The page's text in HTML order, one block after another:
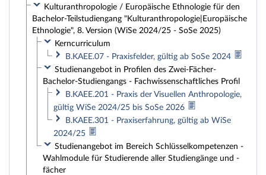
Kulturanthropologie / Europäische Ethnologie für den
Bachelor-Teilstudiengang "Kulturanthropologie|Europäische
Ethnologie", 8. Version (WiSe 2024/25 - SoSe 2025)
Kerncurriculum
B.KAEE.07 - Praxisfelder, gültig ab SoSe 2024
Studienangebot in Profilen des Zwei-Fächer-
Bachelor-Studiengangs - Fachwissenschaftliches Profil
B.KAEE.201 - Praxis der Visuellen Anthropologie,
gültig WiSe 2024/25 bis SoSe 2026
B.KAEE.301 - Praxiserfahrung, gültig ab WiSe
2024/25
Studienangebot im Bereich Schlüsselkompetenzen -
Wahlmodule für Studierende aller Studiengänge und -
fächer